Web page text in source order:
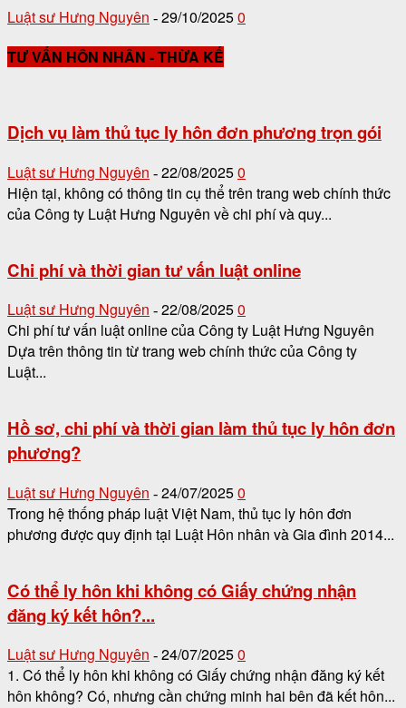
Luật sư Hưng Nguyên - 29/10/20250
TƯ VẤN HÔN NHÂN - THỪA KẾ
Dịch vụ làm thủ tục ly hôn đơn phương trọn gói
Luật sư Hưng Nguyên - 22/08/20250
Hiện tại, không có thông tin cụ thể trên trang web chính thức
của Công ty Luật Hưng Nguyên về chi phí và quy...
Chi phí và thời gian tư vấn luật online
Luật sư Hưng Nguyên - 22/08/20250
Chi phí tư vấn luật online của Công ty Luật Hưng Nguyên
Dựa trên thông tin từ trang web chính thức của Công ty
Luật...
Hồ sơ, chi phí và thời gian làm thủ tục ly hôn đơn
phương?
Luật sư Hưng Nguyên - 24/07/20250
Trong hệ thống pháp luật Việt Nam, thủ tục ly hôn đơn
phương được quy định tại Luật Hôn nhân và Gia đình 2014...
Có thể ly hôn khi không có Giấy chứng nhận
đăng ký kết hôn?...
Luật sư Hưng Nguyên - 24/07/20250
1. Có thể ly hôn khi không có Giấy chứng nhận đăng ký kết
hôn không? Có, nhưng cần chứng minh hai bên đã kết hôn...